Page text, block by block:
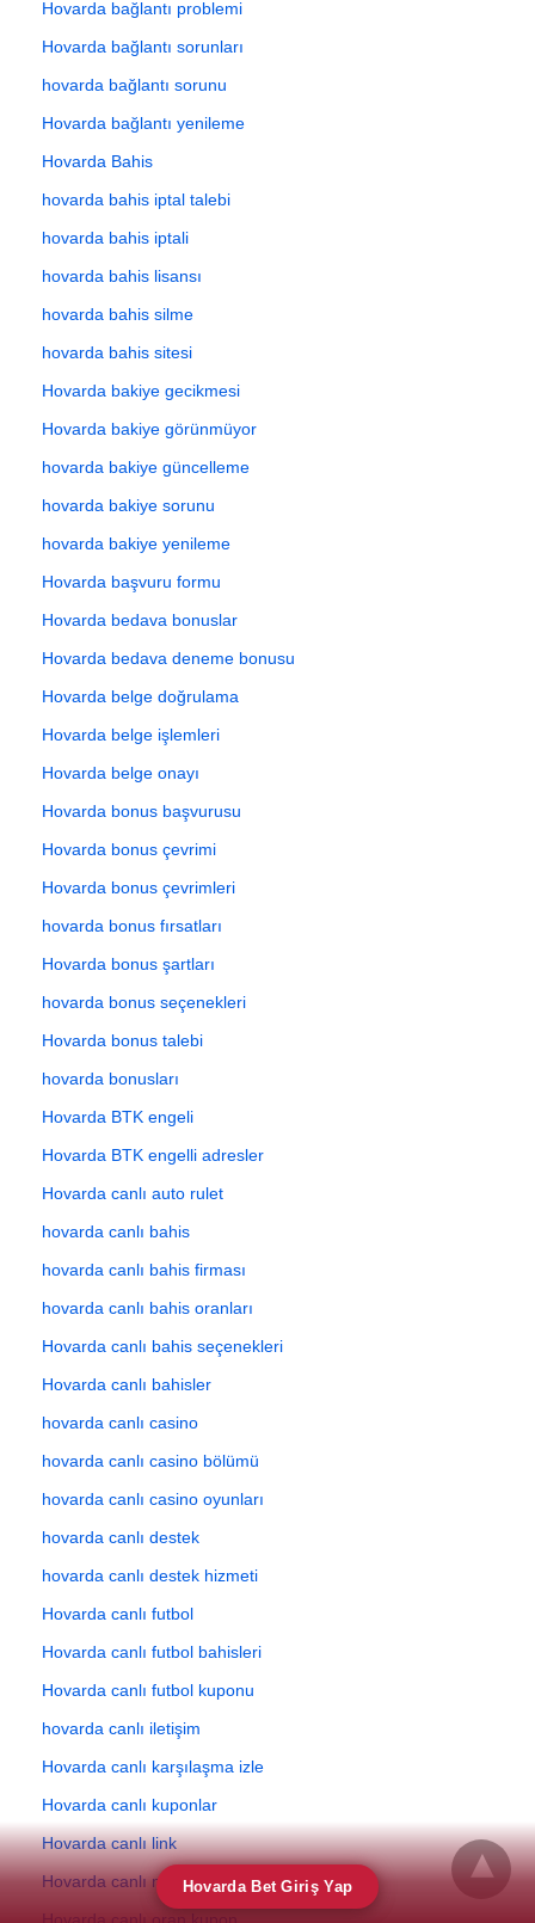
Hovarda Bet Giriş Yap
Hovarda bağlantı problemi
Hovarda bağlantı sorunları
hovarda bağlantı sorunu
Hovarda bağlantı yenileme
Hovarda Bahis
hovarda bahis iptal talebi
hovarda bahis iptali
hovarda bahis lisansı
hovarda bahis silme
hovarda bahis sitesi
Hovarda bakiye gecikmesi
Hovarda bakiye görünmüyor
hovarda bakiye güncelleme
hovarda bakiye sorunu
hovarda bakiye yenileme
Hovarda başvuru formu
Hovarda bedava bonuslar
Hovarda bedava deneme bonusu
Hovarda belge doğrulama
Hovarda belge işlemleri
Hovarda belge onayı
Hovarda bonus başvurusu
Hovarda bonus çevrimi
Hovarda bonus çevrimleri
hovarda bonus fırsatları
Hovarda bonus şartları
hovarda bonus seçenekleri
Hovarda bonus talebi
hovarda bonusları
Hovarda BTK engeli
Hovarda BTK engelli adresler
Hovarda canlı auto rulet
hovarda canlı bahis
hovarda canlı bahis firması
hovarda canlı bahis oranları
Hovarda canlı bahis seçenekleri
Hovarda canlı bahisler
hovarda canlı casino
hovarda canlı casino bölümü
hovarda canlı casino oyunları
hovarda canlı destek
hovarda canlı destek hizmeti
Hovarda canlı futbol
Hovarda canlı futbol bahisleri
Hovarda canlı futbol kuponu
hovarda canlı iletişim
Hovarda canlı karşılaşma izle
Hovarda canlı kuponlar
Hovarda canlı link
Hovarda canlı maç oranları
Hovarda canlı oran kupon